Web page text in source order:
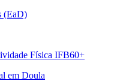
(EaD)
Física IFB60+
em Doula